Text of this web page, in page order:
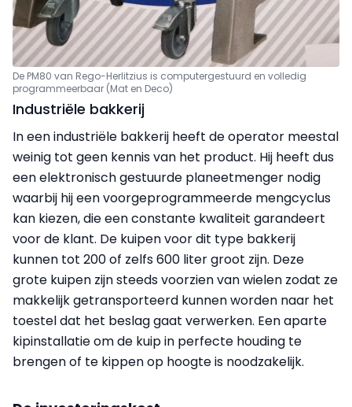
De PM80 van Rego-Herlitzius is computergestuurd en volledig
programmeerbaar (Mat en Deco)
Industriële bakkerij
In een industriële bakkerij heeft de operator meestal
weinig tot geen kennis van het product. Hij heeft dus
een elektronisch gestuurde planeetmenger nodig
waarbij hij een voorgeprogrammeerde mengcyclus
kan kiezen, die een constante kwaliteit garandeert
voor de klant. De kuipen voor dit type bakkerij
kunnen tot 200 of zelfs 600 liter groot zijn. Deze
grote kuipen zijn steeds voorzien van wielen zodat ze
makkelijk getransporteerd kunnen worden naar het
toestel dat het beslag gaat verwerken. Een aparte
kipinstallatie om de kuip in perfecte houding te
brengen of te kippen op hoogte is noodzakelijk.